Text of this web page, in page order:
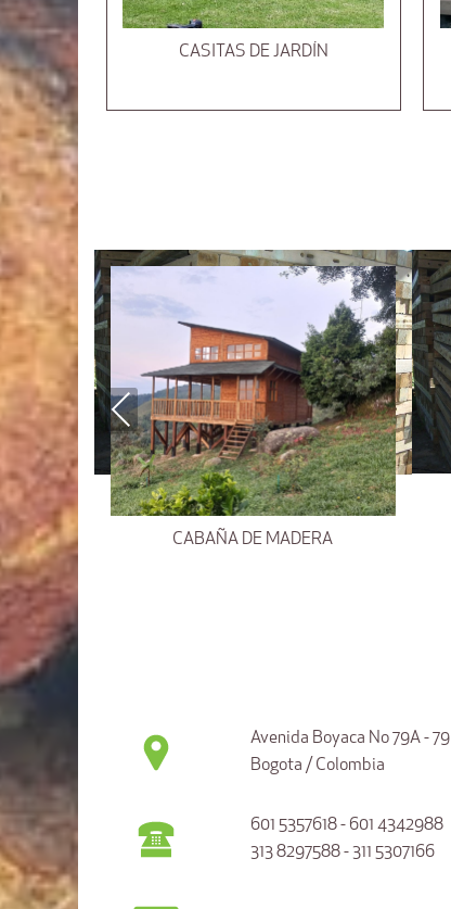
CASITAS DE JARDÍN
CABAÑA DE MADERA
Previous
Avenida Boyaca No 79A - 79
Bogota / Colombia
601 5357618 - 601 4342988
313 8297588 - 311 5307166